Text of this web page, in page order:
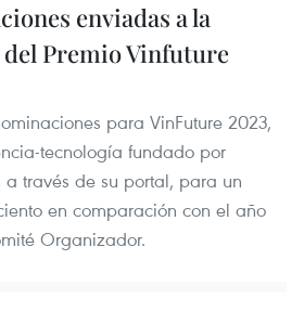
enviadas a la
Premio Vinfuture
para VinFuture 2023,
tecnología fundado por
través de su portal, para un
en comparación con el año
Organizador.